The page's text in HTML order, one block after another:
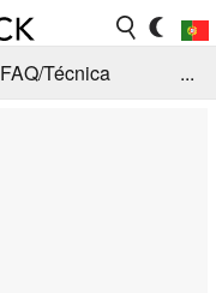
FAQ/Técnica
...